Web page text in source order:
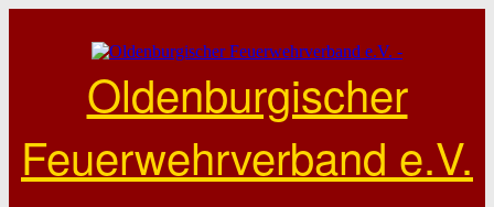
Oldenburgischer
Feuerwehrverband e.V.